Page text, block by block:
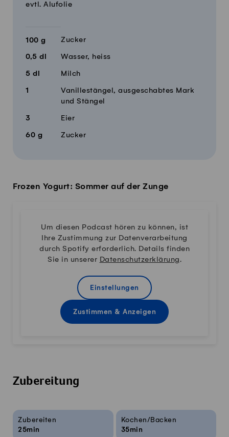
evtl. Alufolie
100 g Zucker
0,5 dl Wasser, heiss
5 dl Milch
1
Vanillestängel, ausgeschabtes Mark
und Stängel
3 Eier
60 g Zucker
Frozen Yogurt: Sommer auf der Zunge
Um diesen Podcast hören zu können, ist
Ihre Zustimmung zur Datenverarbeitung
durch Spotify erforderlich. Details finden
Sie in unserer Datenschutzerklärung.
Einstellungen
Zustimmen & Anzeigen
Zubereitung
Rezeptinfos
Zubereiten
25min
Kochen/Backen
35min